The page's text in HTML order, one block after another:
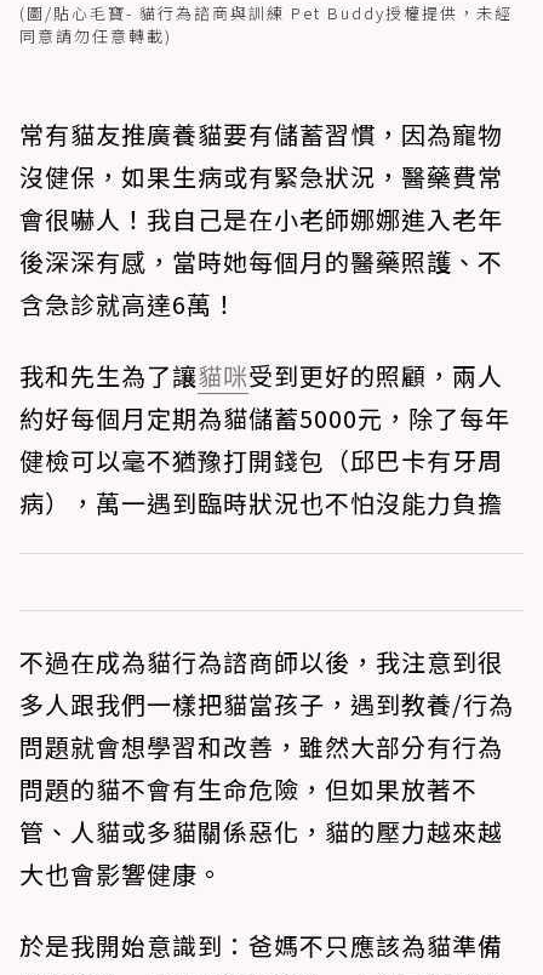
(圖/貼心毛寶- 貓行為諮商與訓練 Pet Buddy授權提供，未經
同意請勿任意轉載)
常有貓友推廣養貓要有儲蓄習慣，因為寵物
沒健保，如果生病或有緊急狀況，醫藥費常
會很嚇人！我自己是在小老師娜娜進入老年
後深深有感，當時她每個月的醫藥照護、不
含急診就高達6萬！
我和先生為了讓貓咪受到更好的照顧，兩人
約好每個月定期為貓儲蓄5000元，除了每年
健檢可以毫不猶豫打開錢包（邱巴卡有牙周
病），萬一遇到臨時狀況也不怕沒能力負擔
不過在成為貓行為諮商師以後，我注意到很
多人跟我們一樣把貓當孩子，遇到教養/行為
問題就會想學習和改善，雖然大部分有行為
問題的貓不會有生命危險，但如果放著不
管、人貓或多貓關係惡化，貓的壓力越來越
大也會影響健康。
於是我開始意識到：爸媽不只應該為貓準備